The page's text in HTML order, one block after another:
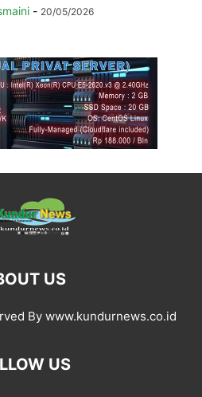
- 20/05/2026
US
By www.kundurnews.co.id
US